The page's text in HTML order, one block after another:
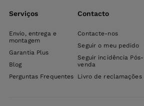
Serviços
Envio, entrega e
montagem
Garantia Plus
Blog
Perguntas Frequentes
Contacto
Contacte-nos
Seguir o meu pedido
Seguir incidência Pós-
venda
Livro de reclamações